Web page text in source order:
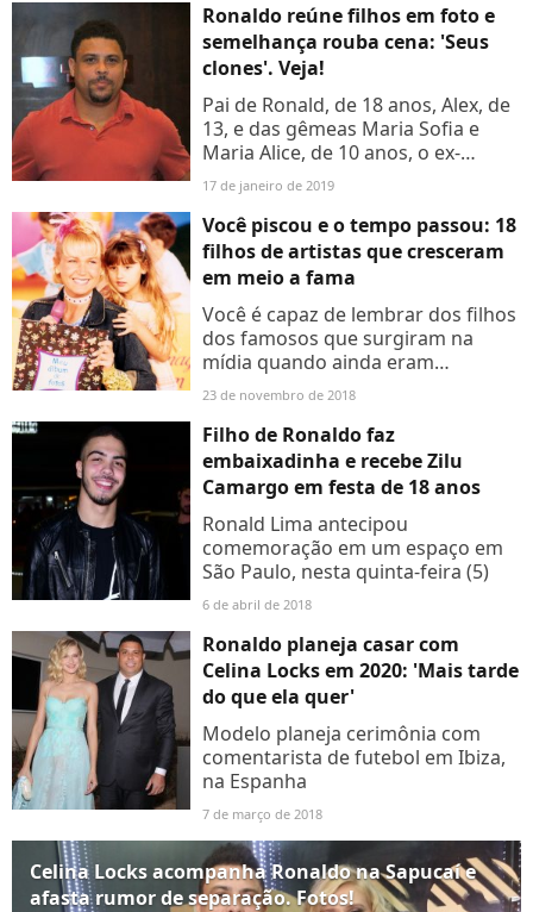
fechada localizada...
Ronaldo reúne filhos em foto e
semelhança rouba cena: 'Seus
clones'. Veja!
Pai de Ronald, de 18 anos, Alex, de
13, e das gêmeas Maria Sofia e
Maria Alice, de 10 anos, o ex-
jogador posou com os herdeiros
em foto postada na quarta-feira
(16), a noiva Celina...
17 de janeiro de 2019
Você piscou e o tempo passou: 18
filhos de artistas que cresceram
em meio a fama
Você é capaz de lembrar dos filhos
dos famosos que surgiram na
mídia quando ainda eram
pequenos? Seguindo carreira dos
cresceram e nós não dormimos....
23 de novembro de 2018
Filho de Ronaldo faz
embaixadinha e recebe Zilu
Camargo em festa de 18 anos
Ronald Lima antecipou
comemoração em um espaço em
São Paulo, nesta quinta-feira (5)
6 de abril de 2018
Ronaldo planeja casar com
Celina Locks em 2020: 'Mais tarde
do que ela quer'
Modelo planeja cerimônia com
comentarista de futebol em Ibiza,
na Espanha
7 de março de 2018
Celina Locks acompanha Ronaldo na Sapucaí e
afasta rumor de separação. Fotos!